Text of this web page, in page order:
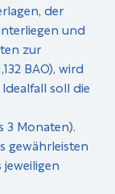
der
und
zur
BAO), wird
soll die
3 Monaten).
gewährleisten